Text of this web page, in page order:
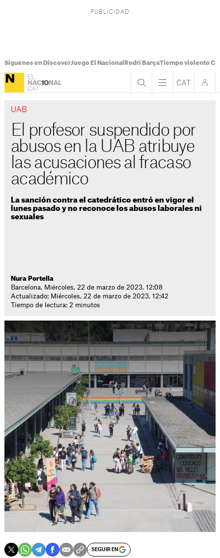
Síguenos en DiscoverJuego El Nacional Rodri BarçaTiempo violento
UAB
El profesor suspendido por
abusos en la UAB atribuye
las acusaciones al fracaso
académico
La sanción contra el catedrático entró en vigor el
lunes pasado y no reconoce los abusos laborales ni
sexuales
Nura Portella
Barcelona. Miércoles, 22 de marzo de 2023. 12:08
Actualizado: Miércoles, 22 de marzo de 2023. 12:42
Tiempo de lectura: 2 minutos
SEGUIR EN